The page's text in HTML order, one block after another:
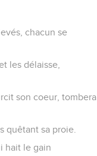
chacun se
les délaisse,
son coeur, tombera
quêtant sa proie.
hait le gain